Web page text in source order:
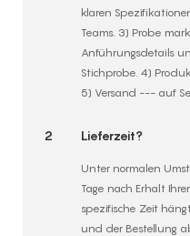
klaren
Teams. 3) Probe
Anführungsdetails
Stichprobe. 4)
5) Versand --- auf
2 Lieferzeit?
Unter normalen
Tage nach Erhalt
spezifische Zeit
und der Bestellung